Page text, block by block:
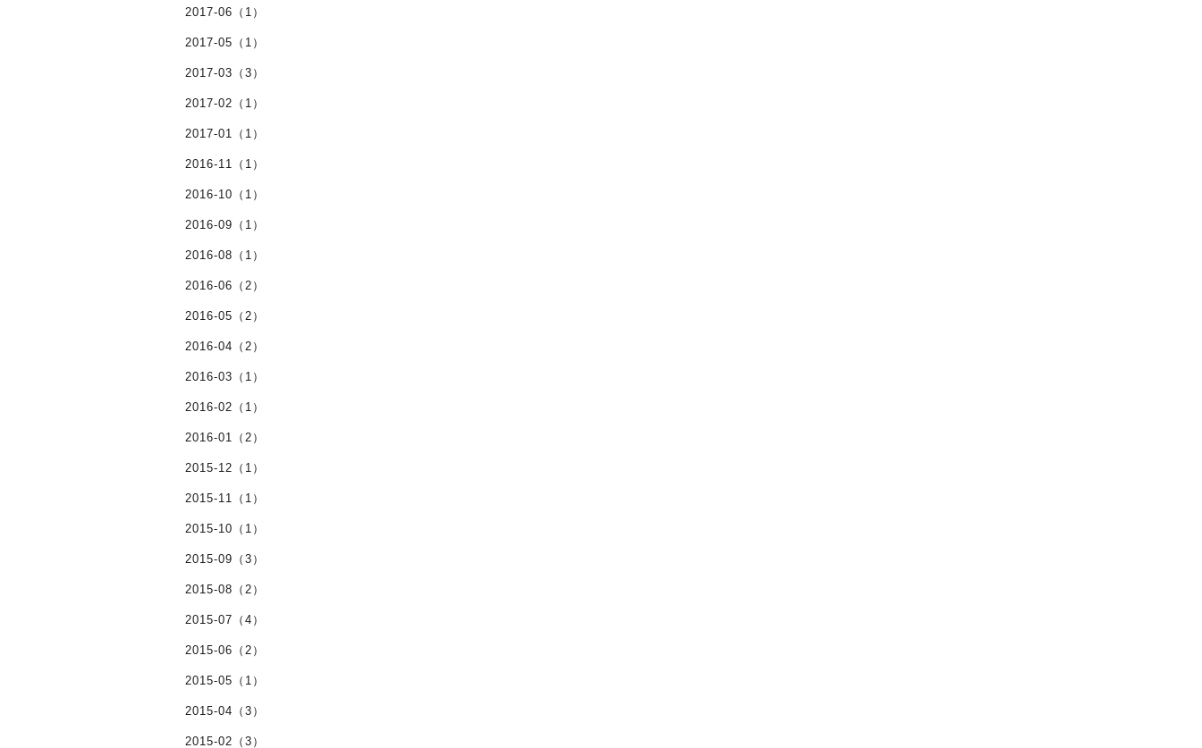
2017-06（1）
2017-05（1）
2017-03（3）
2017-02（1）
2017-01（1）
2016-11（1）
2016-10（1）
2016-09（1）
2016-08（1）
2016-06（2）
2016-05（2）
2016-04（2）
2016-03（1）
2016-02（1）
2016-01（2）
2015-12（1）
2015-11（1）
2015-10（1）
2015-09（3）
2015-08（2）
2015-07（4）
2015-06（2）
2015-05（1）
2015-04（3）
2015-02（3）